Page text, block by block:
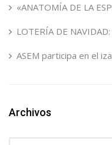
«ANATOMÍA DE LA
LOTERÍA DE
ASEM participa en el
Archivos
Archivos